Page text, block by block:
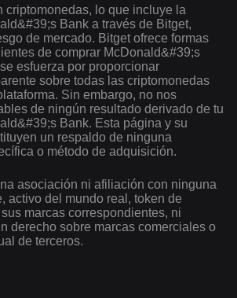
criptomonedas, lo que incluye la
Bank a través de Bitget,
de mercado. Bitget ofrece formas
de comprar McDonald&#39;s
esfuerza por proporcionar
sobre todas las criptomonedas
Sin embargo, no nos
de ningún resultado derivado de tu
Bank. Esta página y su
un respaldo de ninguna
o método de adquisición.
asociación ni afiliación con ninguna
activo del mundo real, token de
marcas correspondientes, ni
derecho sobre marcas comerciales o
de terceros.